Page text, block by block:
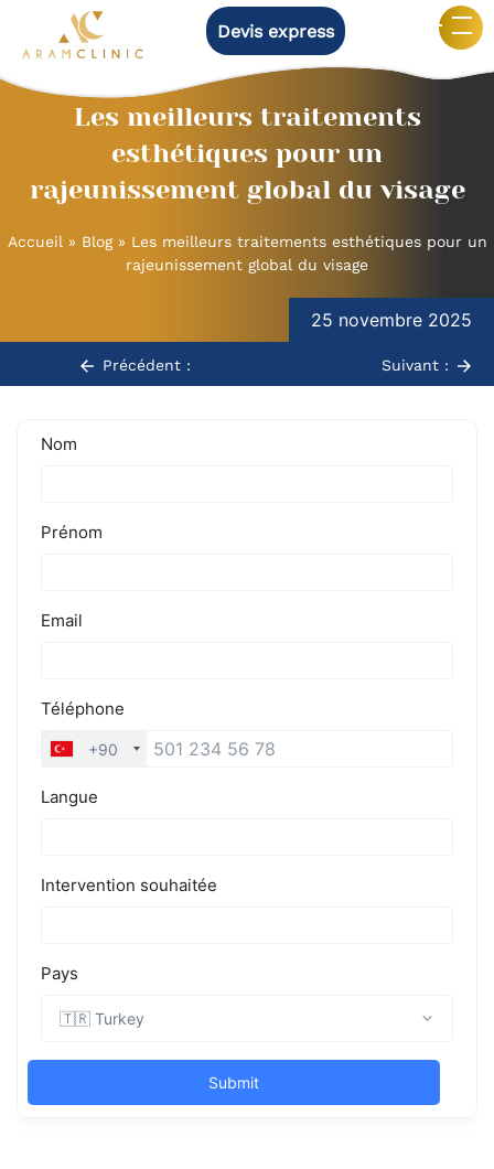
Devis express
Les meilleurs traitements
esthétiques pour un
rajeunissement global du visage
Accueil » Blog» Les meilleurs traitements esthétiques pour un
rajeunissement global du visage
25 novembre 2025
de
l’articlePrécédent : Suivant :